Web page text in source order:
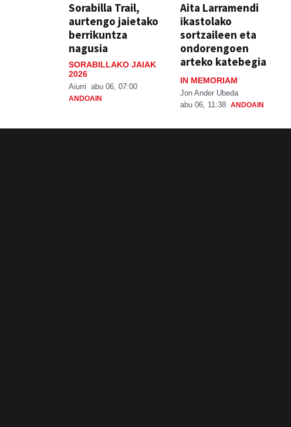
Sorabilla Trail,
aurtengo jaietako
berrikuntza
nagusia
SORABILLAKO JAIAK
2026
Aiurri abu 06, 07:00
ANDOAIN
Aita Larramendi
ikastolako
sortzaileen eta
ondorengoen
arteko katebegia
IN MEMORIAM
Jon Ander Ubeda
abu 06, 11:38 ANDOAIN